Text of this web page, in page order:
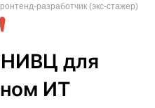
разработчик (экс-стажер)
для
ИТ